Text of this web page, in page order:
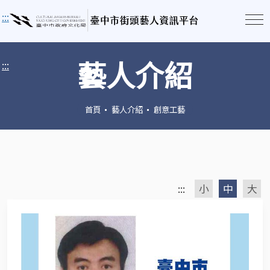
:::
::: 藝人介紹
首頁 藝人介紹 創意工藝
::: 小 中 大